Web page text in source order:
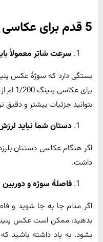
5 قدم برای عکاسی پنینگ
سرعت شاتر معمولاً
بستگی دارد که سوژۀ عکس
برای
بتوانید جزئیات بیشتر و دقیق
دستان شما نباید
اگر هنگام عکاسی دستتان
داشت.
فاصلۀ سوژه و دوربین
اگر مدام جا به جا شوید و
بدهید، ممکن است عکس
بشود. به یاد داشته